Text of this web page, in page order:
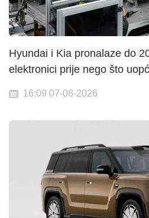
Hyundai i Kia pronalaze do
elektronici prije nego što
16:09 07-08-2026